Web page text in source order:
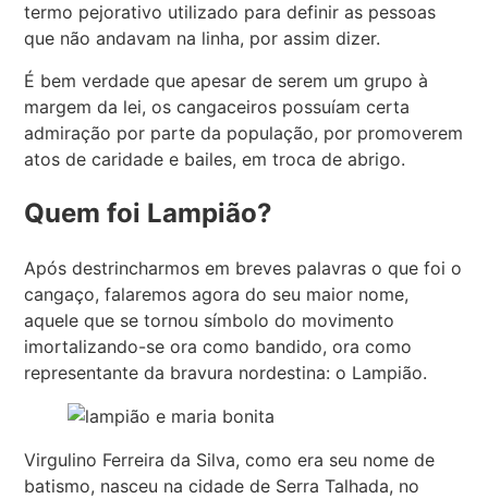
termo pejorativo utilizado para definir as pessoas
que não andavam na linha, por assim dizer.
É bem verdade que apesar de serem um grupo à
margem da lei, os cangaceiros possuíam certa
admiração por parte da população, por promoverem
atos de caridade e bailes, em troca de abrigo.
Quem foi Lampião?
Após destrincharmos em breves palavras o que foi o
cangaço, falaremos agora do seu maior nome,
aquele que se tornou símbolo do movimento
imortalizando-se ora como bandido, ora como
representante da bravura nordestina: o Lampião.
Virgulino Ferreira da Silva, como era seu nome de
batismo, nasceu na cidade de Serra Talhada, no